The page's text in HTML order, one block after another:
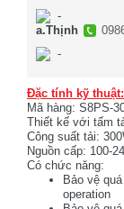
-
a.Thịnh
-
Đặc tính kỹ thuật:
Mã hàng: S8PS-
Thiết kế với tấm
Công suất tải:
Nguồn cấp: 100-
Có chức năng:
Bảo vệ
operation